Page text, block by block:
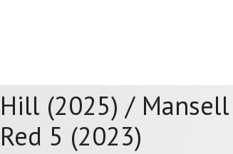
Hill (2025) /
Red 5 (2023)